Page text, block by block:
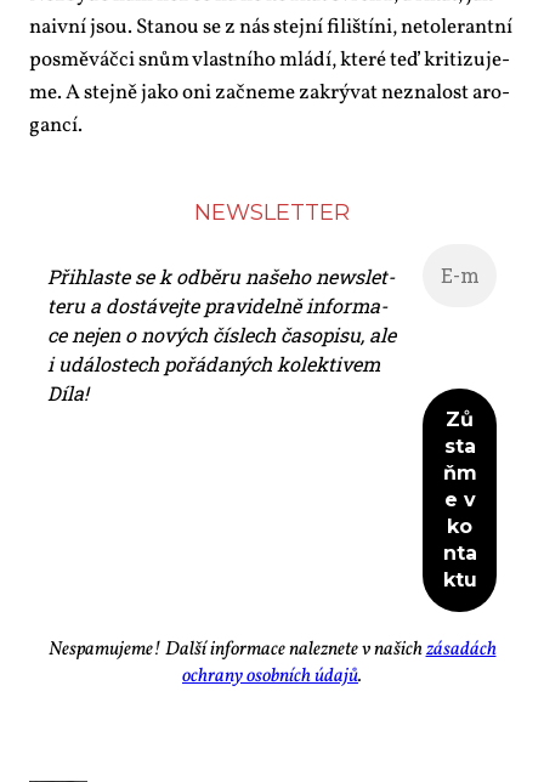
na­iv­ní jsou. Sta­nou se z nás stej­ní fi­liští­ni, ne­to­le­rant­ní
po­smě­váč­ci snům vlast­ní­ho mlá­dí, kte­ré teď kri­ti­zu­je­
me. A stej­ně ja­ko oni za­čne­me za­krý­vat ne­zna­lost aro­
gan­cí.
NEWS­LET­TER
Při­hlas­te se k od­bě­ru na­še­ho news­let­
te­ru a do­stá­vej­te pra­vi­del­ně in­for­ma­
ce nejen o no­vých čís­lech ča­so­pi­su, ale
i udá­los­tech po­řá­da­ných ko­lek­ti­vem
Dí­la!
Ne­spa­mu­je­me! Dal­ší in­for­ma­ce na­lez­ne­te v na­šichzá­sa­dách
ochra­ny osob­ních úda­jů.